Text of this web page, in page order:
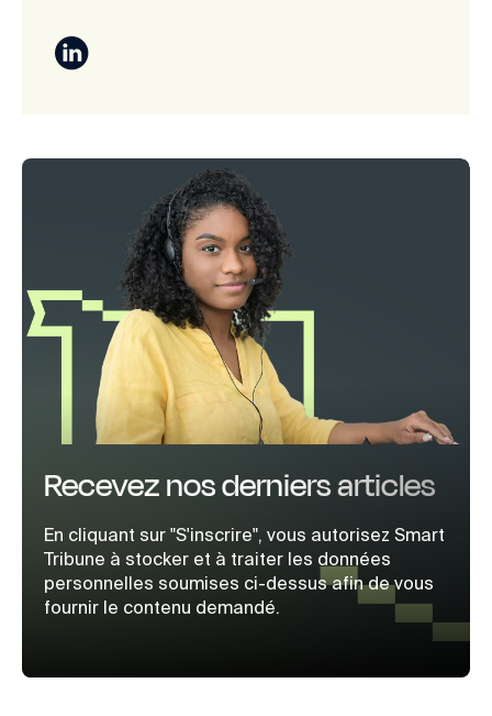
Recevez nos derniers articles
En cliquant sur "S'inscrire", vous autorisez Smart
Tribune à stocker et à traiter les données
personnelles soumises ci-dessus afin de vous
fournir le contenu demandé.